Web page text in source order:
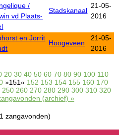
/
vd Plaats-
Stadskanaal
21-05-
2016
en Jorrit
Hoogeveen
21-05-
2016
20 30 40 50 60 70 80 90 100 110
»151« 152 153 154 155 160 170
250 260 270 280 290 300 310 320
(archief) »
zangavonden)